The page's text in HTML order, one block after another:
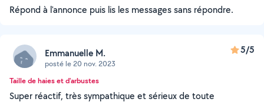
Répond à l'annonce puis lis les messages sans répondre.
Emmanuelle M.
posté le 20 nov. 2023
5/5
Taille de haies et d'arbustes
Super réactif, très sympathique et sérieux de toute